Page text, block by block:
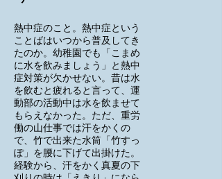
熱中症のこと。熱中症という
ことばはいつから普及してき
たのか。幼稚園でも「こまめ
に水を飲みましょう」と熱中
症対策が欠かせない。昔は水
を飲むと疲れると言って、運
動部の活動中は水を飲ませて
もらえなかった。ただ、重労
働の山仕事では汗をかくの
で、竹で出来た水筒「竹すっ
ぽ」を腰に下げて出掛けた。
経験から、汗をかく真夏の下